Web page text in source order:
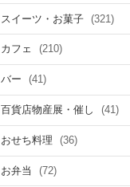
スイーツ・お菓子 (321)
カフェ (210)
バー (41)
百貨店物産展・催し (41)
おせち料理 (36)
お弁当 (72)